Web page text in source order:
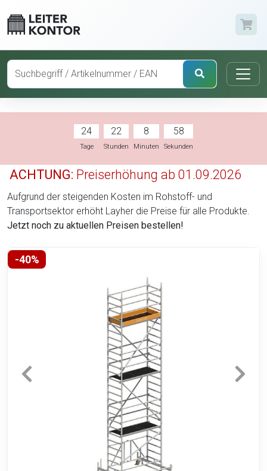
24
Tage
22
Stunden
8
Minuten
58
Sekunden
ACHTUNG: Preiserhöhung ab 01.09.2026
Aufgrund der steigenden Kosten im Rohstoff- und
Transportsektor erhöht Layher die Preise für alle Produkte.
Jetzt noch zu aktuellen Preisen bestellen!
-40%